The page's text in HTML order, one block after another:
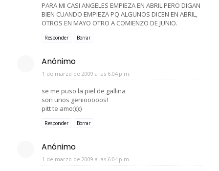
PARA MI CASI ANGELES EMPIEZA EN ABRIL PERO DIGAN
BIEN CUANDO EMPIEZA PQ ALGUNOS DICEN EN ABRIL,
OTROS EN MAYO OTRO A COMIENZO DE JUNIO.
Responder Borrar
Anónimo
1 de marzo de 2009 a las 6:04 p.m.
se me puso la piel de gallina
son unos geniooooos!
pitt te amo:):):)
Responder Borrar
Anónimo
1 de marzo de 2009 a las 6:04 p.m.